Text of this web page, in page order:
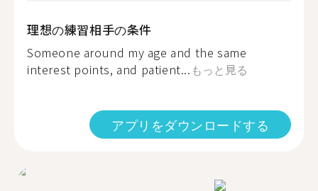
理想の練習相手の条件
Someone around my age and the same
interest points, and patient... もっと見る
アプリをダウンロードする